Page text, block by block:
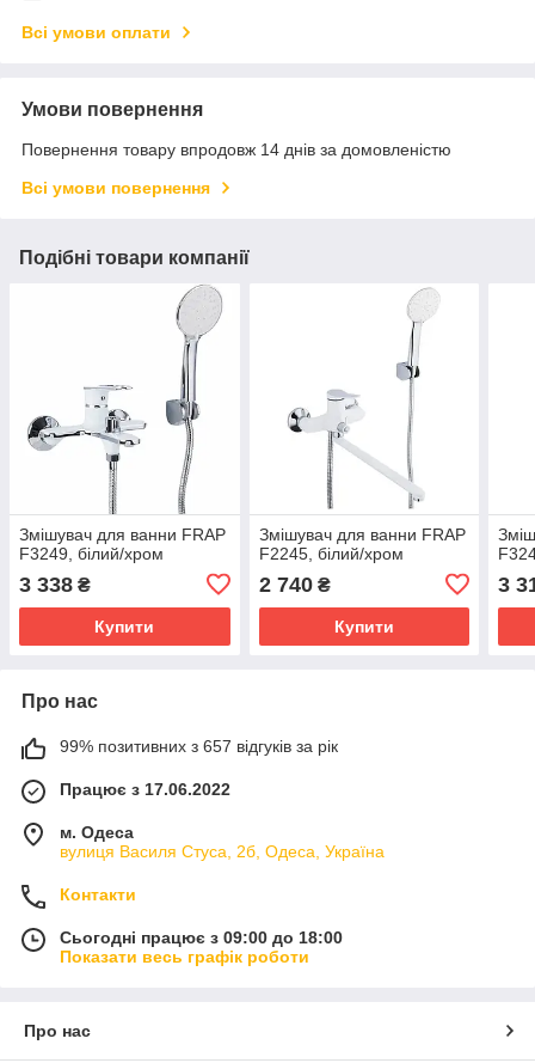
Всі умови оплати
Умови повернення
Повернення товару впродовж 14 днів за домовленістю
Всі умови повернення
Подібні товари компанії
Змішувач для ванни FRAP
F3249, білий/хром
3 338 ₴
Купити
Змішувач для ванни FRAP
F2245, білий/хром
2 740₴
Купити
3
Про нас
99% позитивних з 657 відгуків за рік
Працює з 17.06.2022
м. Одеса
вулиця Василя Стуса, 2б, Одеса, Україна
Контакти
Сьогодні працює з 09:00 до 18:00
Показати весь графік роботи
Про нас